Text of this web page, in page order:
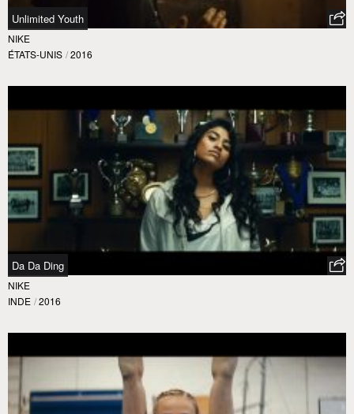
Unlimited Youth
NIKE
ÉTATS-UNIS / 2016
Da Da Ding
NIKE
INDE / 2016